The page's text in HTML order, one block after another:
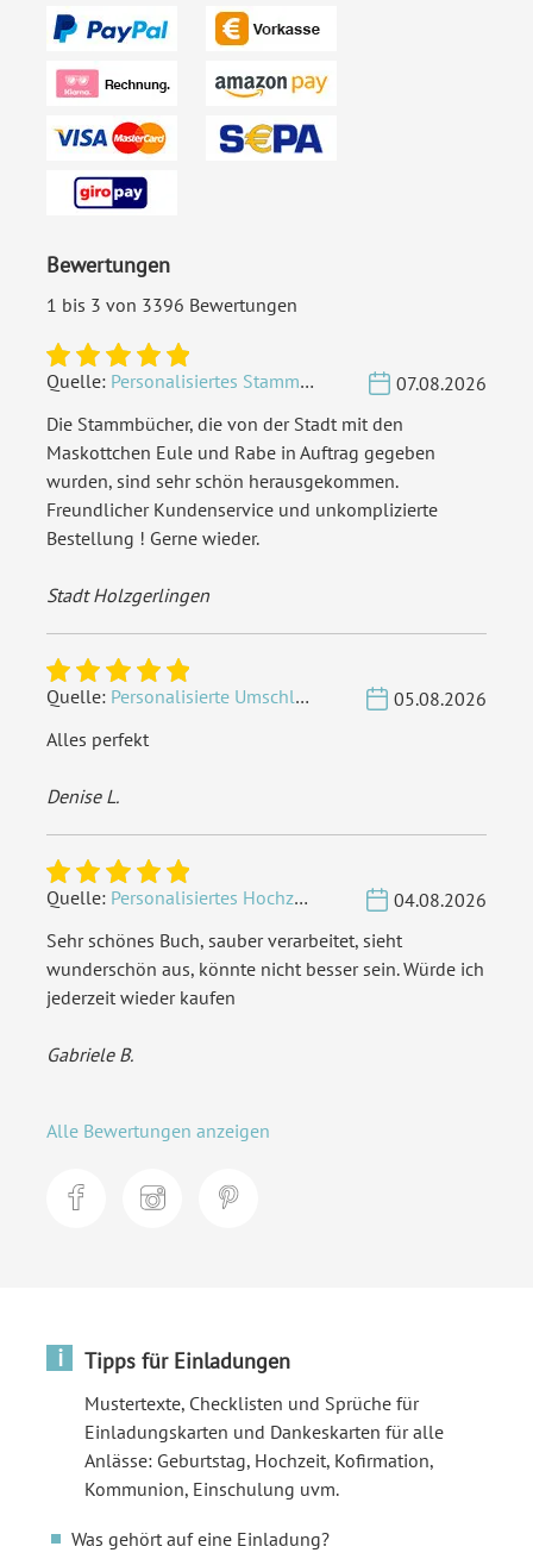
Bewertungen
1 bis 3 von 3396 Bewertungen
Quelle: Personalisiertes Stammbuch - Eigene Gravurdatei hochladen
07.08.2026
Die Stammbücher, die von der Stadt mit den
Maskottchen Eule und Rabe in Auftrag gegeben
wurden, sind sehr schön herausgekommen.
Freundlicher Kundenservice und unkomplizierte
Bestellung ! Gerne wieder.
Stadt Holzgerlingen
Quelle: Personalisierte Umschläge - Vintage - Quadrat 155 x 155 mm
05.08.2026
Alles perfekt
Denise L.
Quelle: Personalisiertes Hochzeit Gästebuch A4 - Herzbaum
04.08.2026
Sehr schönes Buch, sauber verarbeitet, sieht
wunderschön aus, könnte nicht besser sein. Würde ich
jederzeit wieder kaufen
Gabriele B.
Alle Bewertungen anzeigen
i Tipps für Einladungen
Mustertexte, Checklisten und Sprüche für
Einladungskarten und Dankeskarten für alle
Anlässe: Geburtstag, Hochzeit, Kofirmation,
Kommunion, Einschulung uvm.
Was gehört auf eine Einladung?